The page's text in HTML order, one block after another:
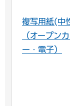
複写用紙(中
（オープン
ー・電子）